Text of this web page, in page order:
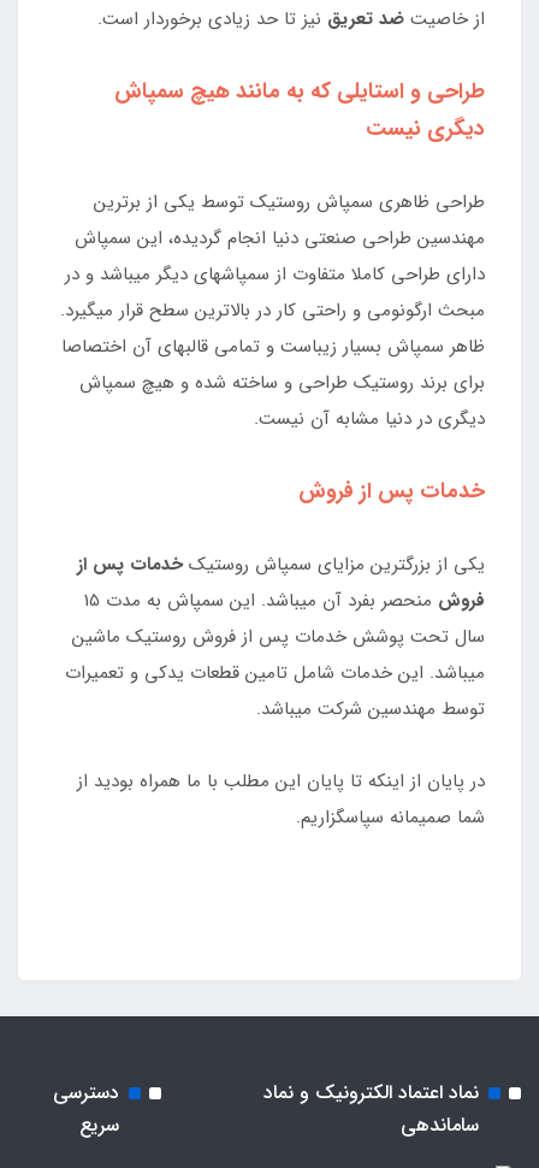
از خاصیت ضد تعریق نیز تا حد زیادی برخوردار است.
طراحی و استایلی که به مانند هیچ سمپاش
دیگری نیست
طراحی ظاهری سمپاش روستیک توسط یکی از برترین
مهندسین طراحی صنعتی دنیا انجام گردیده، این سمپاش
دارای طراحی کاملا متفاوت از سمپاشهای دیگر میباشد و در
مبحث ارگونومی و راحتی کار در بالاترین سطح قرار میگیرد.
ظاهر سمپاش بسیار زیباست و تمامی قالبهای آن اختصاصا
برای برند روستیک طراحی و ساخته شده و هیچ سمپاش
دیگری در دنیا مشابه آن نیست.
خدمات پس از فروش
یکی از بزرگترین مزایای سمپاش روستیکخدمات پس از
فروش
منحصر بفرد آن میباشد. این سمپاش به مدت 15
سال تحت پوشش خدمات پس از فروش روستیک ماشین
میباشد. این خدمات شامل تامین قطعات یدکی و تعمیرات
توسط مهندسین شرکت میباشد.
در پایان از اینکه تا پایان این مطلب با ما همراه بودید از
شما صمیمانه سپاسگزاریم.
نماد اعتماد الکترونیک و نماد
ساماندهی
دسترسی
سریع